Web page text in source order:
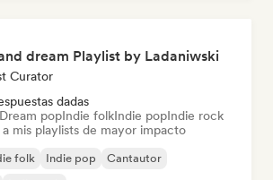
dream Playlist by Ladaniwski
Curator
dadas
Dream popIndie folkIndie popIndie rock
mis playlists de mayor impacto
folk Indie pop
Cantautor